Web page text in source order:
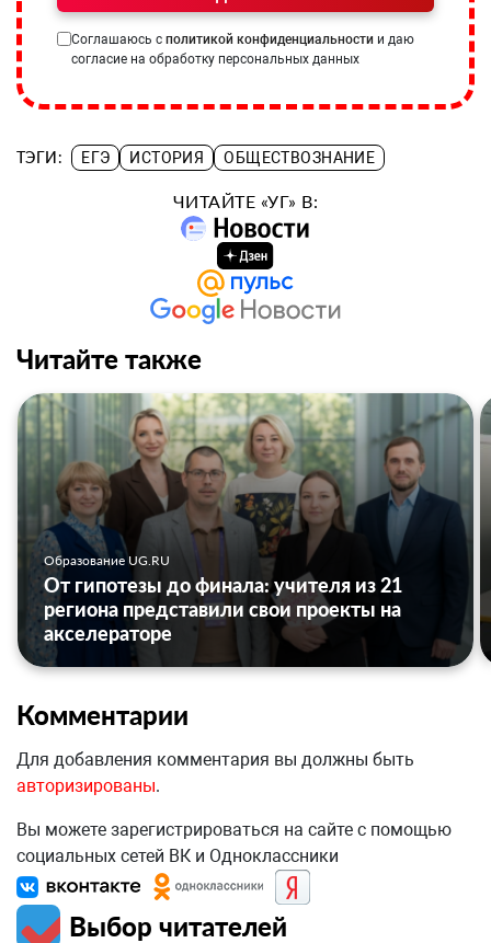
Соглашаюсь с политикой конфиденциальности и даю
согласие на обработку персональных данных
ТЭГИ: ЕГЭ ИСТОРИЯ ОБЩЕСТВОЗНАНИЕ
ЧИТАЙТЕ «УГ» В:
Читайте также
Образование UG.RU
От гипотезы до финала: учителя из 21
региона представили свои проекты на
акселераторе
Комментарии
Для добавления комментария вы должны быть
авторизированы.
Вы можете зарегистрироваться на сайте с помощью
социальных сетей ВК и Одноклассники
Выбор читателей